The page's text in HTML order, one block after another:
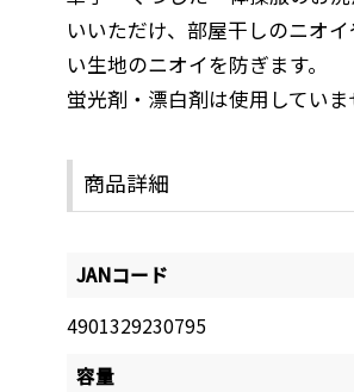
いいただけ、部屋干しのニオイ
い生地のニオイを防ぎます。
蛍光剤・漂白剤は使用していま
商品詳細
JANコード
4901329230795
容量